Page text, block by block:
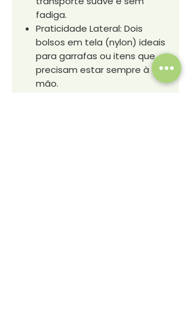
fadiga.
Praticidade Lateral: Dois
bolsos em tela (nylon) ideais
para garrafas ou itens que
precisam estar sempre à
mão.